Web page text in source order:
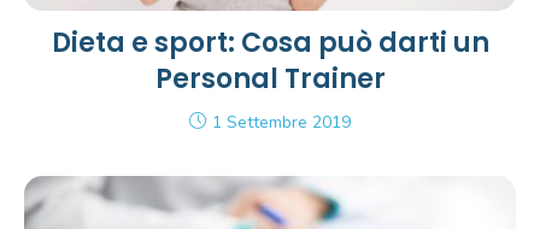
Dieta e sport: Cosa può darti un
Personal Trainer
1 Settembre 2019